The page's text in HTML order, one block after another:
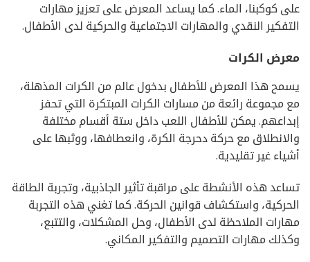
على كوكبنا، الماء. كما يساعد المعرض على تعزيز مهارات
التفكير النقدي والمهارات الاجتماعية والحركية لدى الأطفال.
معرض الكرات
يسمح هذا المعرض للأطفال بدخول عالم من الكرات المذهلة،
مع مجموعة رائعة من مسارات الكرات المبتكرة التي تحفز
إبداعهم. يمكن للأطفال اللعب داخل ستة أقسام مختلفة
والانطلاق مع حركة دحرجة الكرة، وانعطافها، ووثبها على
أشياء غير تقليدية.
تساعد هذه الأنشطة على مراقبة تأثير الجاذبية، وتجربة الطاقة
الحركية، واستكشاف قوانين الحركة. كما تغني هذه التجربة
مهارات الملاحظة لدى الأطفال، وحل المشكلات، والتتبع،
وكذلك مهارات التصميم والتفكير المكاني.